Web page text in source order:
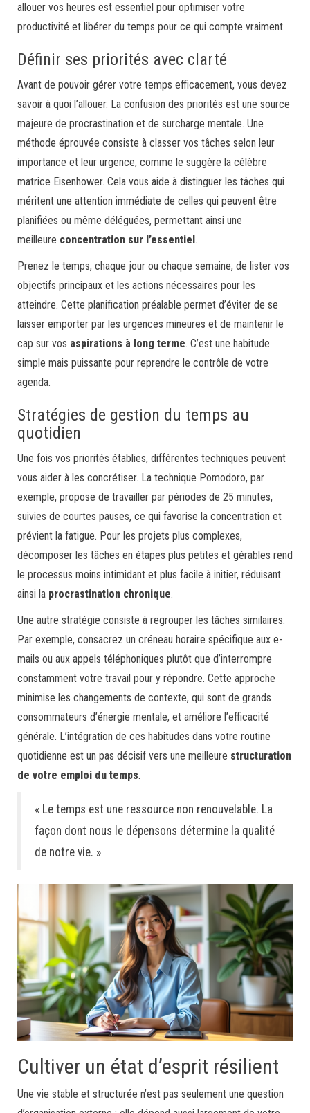
allouer vos heures est essentiel pour optimiser votre
productivité et libérer du temps pour ce qui compte vraiment.
Définir ses priorités avec clarté
Avant de pouvoir gérer votre temps efficacement, vous devez
savoir à quoi l’allouer. La confusion des priorités est une source
majeure de procrastination et de surcharge mentale. Une
méthode éprouvée consiste à classer vos tâches selon leur
importance et leur urgence, comme le suggère la célèbre
matrice Eisenhower. Cela vous aide à distinguer les tâches qui
méritent une attention immédiate de celles qui peuvent être
planifiées ou même déléguées, permettant ainsi une
meilleure concentration sur l’essentiel.
Prenez le temps, chaque jour ou chaque semaine, de lister vos
objectifs principaux et les actions nécessaires pour les
atteindre. Cette planification préalable permet d’éviter de se
laisser emporter par les urgences mineures et de maintenir le
cap sur vos aspirations à long terme. C’est une habitude
simple mais puissante pour reprendre le contrôle de votre
agenda.
Stratégies de gestion du temps au
quotidien
Une fois vos priorités établies, différentes techniques peuvent
vous aider à les concrétiser. La technique Pomodoro, par
exemple, propose de travailler par périodes de 25 minutes,
suivies de courtes pauses, ce qui favorise la concentration et
prévient la fatigue. Pour les projets plus complexes,
décomposer les tâches en étapes plus petites et gérables rend
le processus moins intimidant et plus facile à initier, réduisant
ainsi la procrastination chronique.
Une autre stratégie consiste à regrouper les tâches similaires.
Par exemple, consacrez un créneau horaire spécifique aux e-
mails ou aux appels téléphoniques plutôt que d’interrompre
constamment votre travail pour y répondre. Cette approche
minimise les changements de contexte, qui sont de grands
consommateurs d’énergie mentale, et améliore l’efficacité
générale. L’intégration de ces habitudes dans votre routine
quotidienne est un pas décisif vers une meilleure structuration
de votre emploi du temps.
« Le temps est une ressource non renouvelable. La
façon dont nous le dépensons détermine la qualité
de notre vie. »
Cultiver un état d’esprit résilient
Une vie stable et structurée n’est pas seulement une question